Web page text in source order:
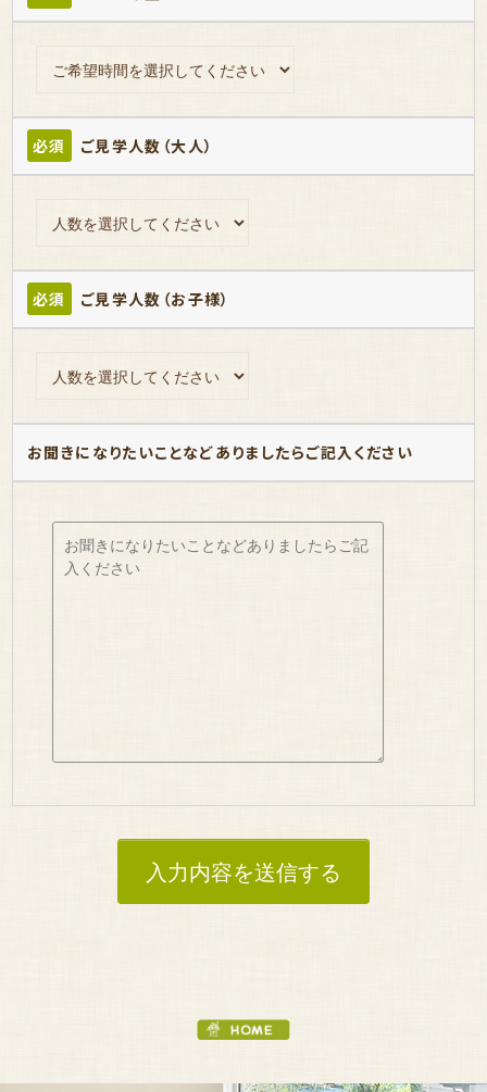
必須 ご見学人数（大人）
必須 ご見学人数（お子様）
お聞きになりたいことなどありましたらご記入ください